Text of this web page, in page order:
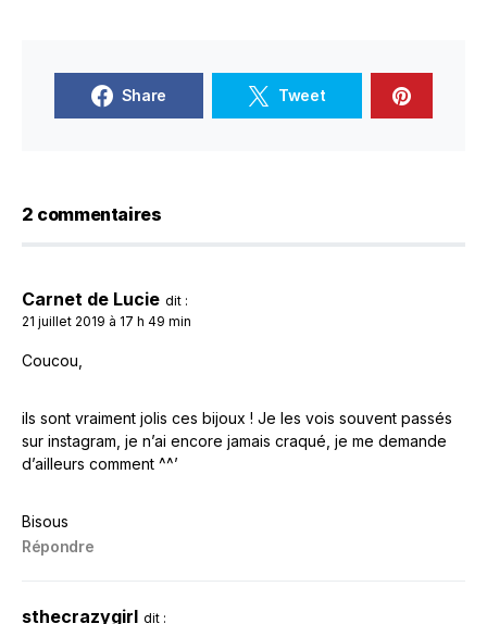
Share Tweet
2 commentaires
Carnet de Lucie dit :
21 juillet 2019 à 17 h 49 min
Coucou,
ils sont vraiment jolis ces bijoux ! Je les vois souvent passés
sur instagram, je n’ai encore jamais craqué, je me demande
d’ailleurs comment ^^’
Bisous
Répondre
sthecrazygirl dit :